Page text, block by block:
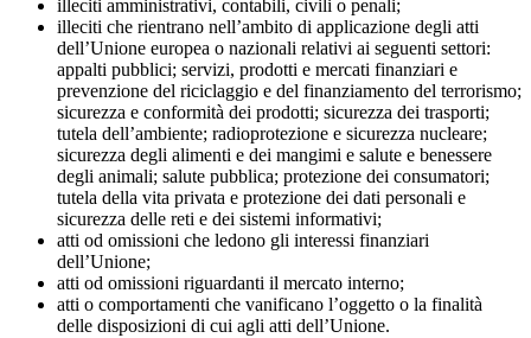
illeciti amministrativi, contabili, civili o penali;
illeciti che rientrano nell’ambito di applicazione degli atti
dell’Unione europea o nazionali relativi ai seguenti settori:
appalti pubblici; servizi, prodotti e mercati finanziari e
prevenzione del riciclaggio e del finanziamento del terrorismo;
sicurezza e conformità dei prodotti; sicurezza dei trasporti;
tutela dell’ambiente; radioprotezione e sicurezza nucleare;
sicurezza degli alimenti e dei mangimi e salute e benessere
degli animali; salute pubblica; protezione dei consumatori;
tutela della vita privata e protezione dei dati personali e
sicurezza delle reti e dei sistemi informativi;
atti od omissioni che ledono gli interessi finanziari
dell’Unione;
atti od omissioni riguardanti il mercato interno;
atti o comportamenti che vanificano l’oggetto o la finalità
delle disposizioni di cui agli atti dell’Unione.